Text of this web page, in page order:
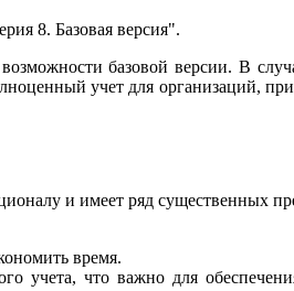
8. Базовая версия".
базовой версии. В
учет для организаций,
и имеет ряд существенных
время.
учета, что важно для